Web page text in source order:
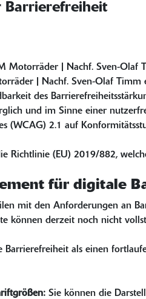
Barrierefreiheit
Motorräder | Nachf. Sven-Olaf
| Nachf. Sven-Olaf Timm
des
und im Sinne einer
(WCAG) 2.1 auf
Richtlinie (EU) 2019/882,
für digitale
mit den Anforderungen an
können derzeit noch nicht
Barrierefreiheit als einen
Sie können die